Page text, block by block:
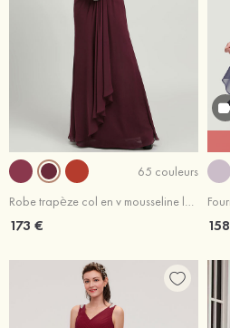
65 couleurs
Robe trapèze col en v mousseline longueur ras du sol robe de mère de la mariée avec dentelle plissé volants
173 €